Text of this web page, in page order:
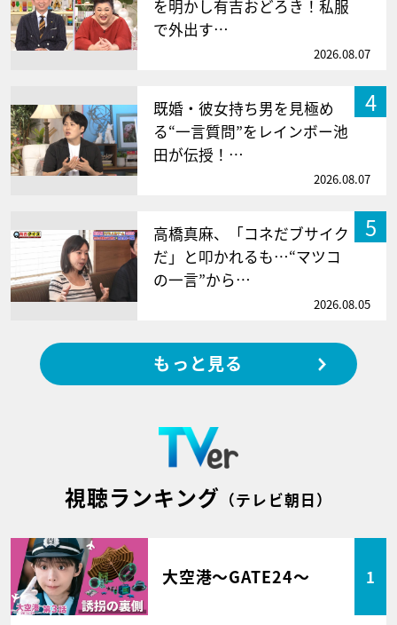
を明かし有吉おどろき！私服
で外出す…
2026.08.07
4
既婚・彼女持ち男を見極め
る“一言質問”をレインボー池
田が伝授！…
2026.08.07
5
高橋真麻、「コネだブサイク
だ」と叩かれるも…“マツコ
の一言”から…
2026.08.05
もっと見る
視聴ランキング （テレビ朝日）
大空港～GATE24～ 1